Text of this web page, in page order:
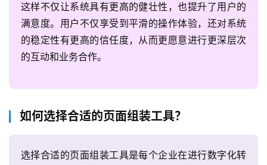
这样不仅让系统具有更高的健壮性，也提升了用户的
满意度。用户不仅享受到平滑的操作体验，还对系统
的稳定性有更高的信任度，从而更愿意进行更深层次
的互动和业务合作。
如何选择合适的页面组装工具？
选择合适的页面组装工具是每个企业在进行数字化转